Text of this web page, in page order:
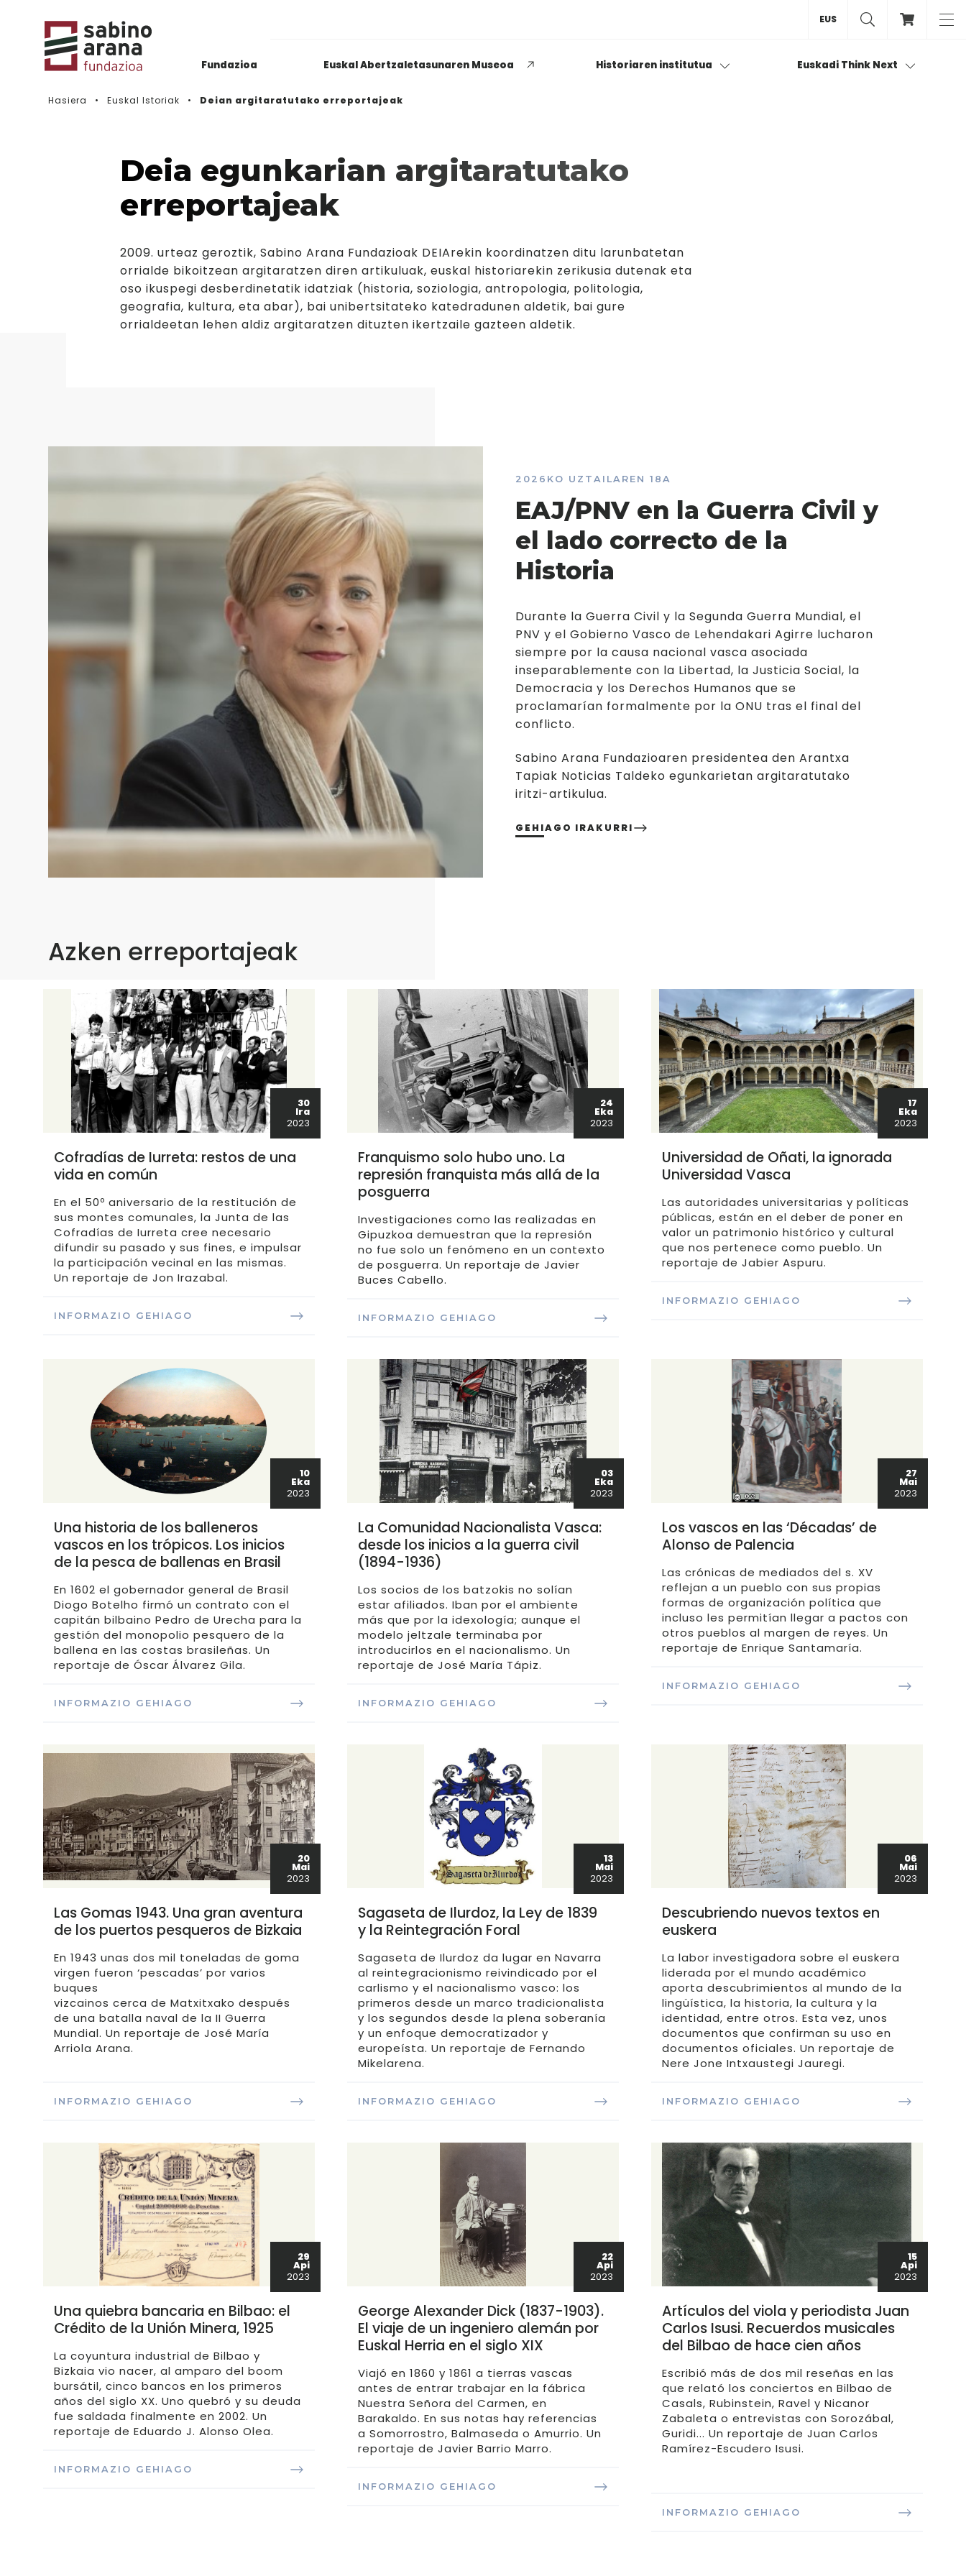
Fundazioa Euskal Abertzaletasunaren Museoa Historiaren institutua
Liburutegia & Hemeroteka
Euskadi Think Next
Deialdien Historikoa
EUSKADI THINK NEXT
esanguraz
GEHIAGO IRAKURRI
EUS
Hasiera Euskal Istoriak Deian argitaratutako erreportajeak
Deia egunkarian argitaratutako
erreportajeak
2009. urteaz geroztik, Sabino Arana Fundazioak DEIArekin koordinatzen ditu larunbatetan
orrialde bikoitzean argitaratzen diren artikuluak, euskal historiarekin zerikusia dutenak eta
oso ikuspegi desberdinetatik idatziak (historia, soziologia, antropologia, politologia,
geografia, kultura, eta abar), bai unibertsitateko katedradunen aldetik, bai gure
orrialdeetan lehen aldiz argitaratzen dituzten ikertzaile gazteen aldetik.
2026KO UZTAILAREN 18A
EAJ/PNV en la Guerra Civil y
el lado correcto de la
Historia
Durante la Guerra Civil y la Segunda Guerra Mundial, el
PNV y el Gobierno Vasco de Lehendakari Agirre lucharon
siempre por la causa nacional vasca asociada
inseparablemente con la Libertad, la Justicia Social, la
Democracia y los Derechos Humanos que se
proclamarían formalmente por la ONU tras el final del
conflicto.
Sabino Arana Fundazioaren presidentea den Arantxa
Tapiak Noticias Taldeko egunkarietan argitaratutako
iritzi-artikulua.
GEHIAGO IRAKURRI
Azken erreportajeak
30
Ira
2023
Cofradías de Iurreta: restos de una
vida en común
En el 50º aniversario de la restitución de
sus montes comunales, la Junta de las
Cofradías de Iurreta cree necesario
difundir su pasado y sus fines, e impulsar
la participación vecinal en las mismas.
Un reportaje de Jon Irazabal.
INFORMAZIO GEHIAGO
24
Eka
2023
Franquismo solo hubo uno. La
represión franquista más allá de la
posguerra
Investigaciones como las realizadas en
Gipuzkoa demuestran que la represión
no fue solo un fenómeno en un contexto
de posguerra. Un reportaje de Javier
Buces Cabello.
INFORMAZIO GEHIAGO
17
Eka
2023
Universidad de Oñati, la ignorada
Universidad Vasca
Las autoridades universitarias y políticas
públicas, están en el deber de poner en
valor un patrimonio histórico y cultural
que nos pertenece como pueblo. Un
reportaje de Jabier Aspuru.
INFORMAZIO GEHIAGO
10
Eka
2023
Una historia de los balleneros
vascos en los trópicos. Los inicios
de la pesca de ballenas en Brasil
En 1602 el gobernador general de Brasil
Diogo Botelho firmó un contrato con el
capitán bilbaino Pedro de Urecha para la
gestión del monopolio pesquero de la
ballena en las costas brasileñas. Un
reportaje de Óscar Álvarez Gila.
INFORMAZIO GEHIAGO
03
Eka
2023
La Comunidad Nacionalista Vasca:
desde los inicios a la guerra civil
(1894-1936)
Los socios de los batzokis no solían
estar afiliados. Iban por el ambiente
más que por la idexología; aunque el
modelo jeltzale terminaba por
introducirlos en el nacionalismo. Un
reportaje de José María Tápiz.
INFORMAZIO GEHIAGO
27
Mai
2023
Los vascos en las ‘Décadas’ de
Alonso de Palencia
Las crónicas de mediados del s. XV
reflejan a un pueblo con sus propias
formas de organización política que
incluso les permitían llegar a pactos con
otros pueblos al margen de reyes. Un
reportaje de Enrique Santamaría.
INFORMAZIO GEHIAGO
20
Mai
2023
Las Gomas 1943. Una gran aventura
de los puertos pesqueros de Bizkaia
En 1943 unas dos mil toneladas de goma
virgen fueron ‘pescadas’ por varios
buques
vizcainos cerca de Matxitxako después
de una batalla naval de la II Guerra
Mundial. Un reportaje de José María
Arriola Arana.
INFORMAZIO GEHIAGO
13
Mai
2023
Sagaseta de Ilurdoz, la Ley de 1839
y la Reintegración Foral
Sagaseta de Ilurdoz da lugar en Navarra
al reintegracionismo reivindicado por el
carlismo y el nacionalismo vasco: los
primeros desde un marco tradicionalista
y los segundos desde la plena soberanía
y un enfoque democratizador y
europeísta. Un reportaje de Fernando
Mikelarena.
INFORMAZIO GEHIAGO
06
Mai
2023
Descubriendo nuevos textos en
euskera
La labor investigadora sobre el euskera
liderada por el mundo académico
aporta descubrimientos al mundo de la
lingüística, la historia, la cultura y la
identidad, entre otros. Esta vez, unos
documentos que confirman su uso en
documentos oficiales. Un reportaje de
Nere Jone Intxaustegi Jauregi.
INFORMAZIO GEHIAGO
29
Api
2023
Una quiebra bancaria en Bilbao: el
Crédito de la Unión Minera, 1925
La coyuntura industrial de Bilbao y
Bizkaia vio nacer, al amparo del boom
bursátil, cinco bancos en los primeros
años del siglo XX. Uno quebró y su deuda
fue saldada finalmente en 2002. Un
reportaje de Eduardo J. Alonso Olea.
INFORMAZIO GEHIAGO
22
Api
2023
George Alexander Dick (1837-1903).
El viaje de un ingeniero alemán por
Euskal Herria en el siglo XIX
Viajó en 1860 y 1861 a tierras vascas
antes de entrar trabajar en la fábrica
Nuestra Señora del Carmen, en
Barakaldo. En sus notas hay referencias
a Somorrostro, Balmaseda o Amurrio. Un
reportaje de Javier Barrio Marro.
INFORMAZIO GEHIAGO
15
Api
2023
Artículos del viola y periodista Juan
Carlos Isusi. Recuerdos musicales
del Bilbao de hace cien años
Escribió más de dos mil reseñas en las
que relató los conciertos en Bilbao de
Casals, Rubinstein, Ravel y Nicanor
Zabaleta o entrevistas con Sorozábal,
Guridi... Un reportaje de Juan Carlos
Ramírez-Escudero Isusi.
INFORMAZIO GEHIAGO